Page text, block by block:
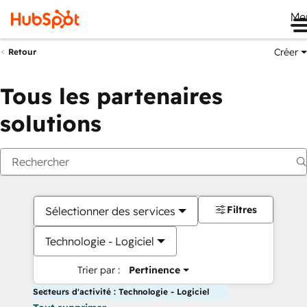
Retour Créer
Tous les partenaires
solutions
Sélectionner des services
Technologie - Logiciel
Trier par : Pertinence
Filtres
Secteurs d'activité : Technologie - Logiciel